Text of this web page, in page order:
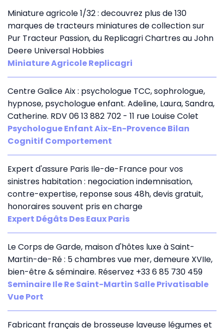
Miniature agricole 1/32 : decouvrez plus de 130
marques de tracteurs miniatures de collection sur
Pur Tracteur Passion, du Replicagri Chartres au John
Deere Universal Hobbies
Miniature Agricole Replicagri
Centre Galice Aix : psychologue TCC, sophrologue,
hypnose, psychologue enfant. Adeline, Laura, Sandra,
Catherine. RDV 06 13 882 702 - 11 rue Louise Colet
Psychologue Enfant Aix-En-Provence Bilan
Cognitif Comportement
Expert d'assure Paris Ile-de-France pour vos
sinistres habitation : negociation indemnisation,
contre-expertise, reponse sous 48h, devis gratuit,
honoraires souvent pris en charge
Expert Dégâts Des Eaux Paris
Le Corps de Garde, maison d'hôtes luxe à Saint-
Martin-de-Ré : 5 chambres vue mer, demeure XVIIe,
bien-être & séminaire. Réservez +33 6 85 730 459
Seminaire Ile Re Saint-Martin Salle Privatisable
Vue Port
Fabricant français de brosseuse laveuse légumes et